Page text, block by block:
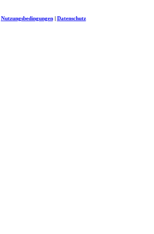
Nutzungsbedingungen| Datenschutz